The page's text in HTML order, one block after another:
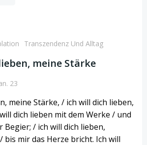
Transzendenz Und Alltag
meine Stärke
23
meine Stärke, / ich will dich lieben,
dich lieben mit dem Werke / und
Begier; / ich will dich lieben,
bis mir das Herze bricht. Ich will